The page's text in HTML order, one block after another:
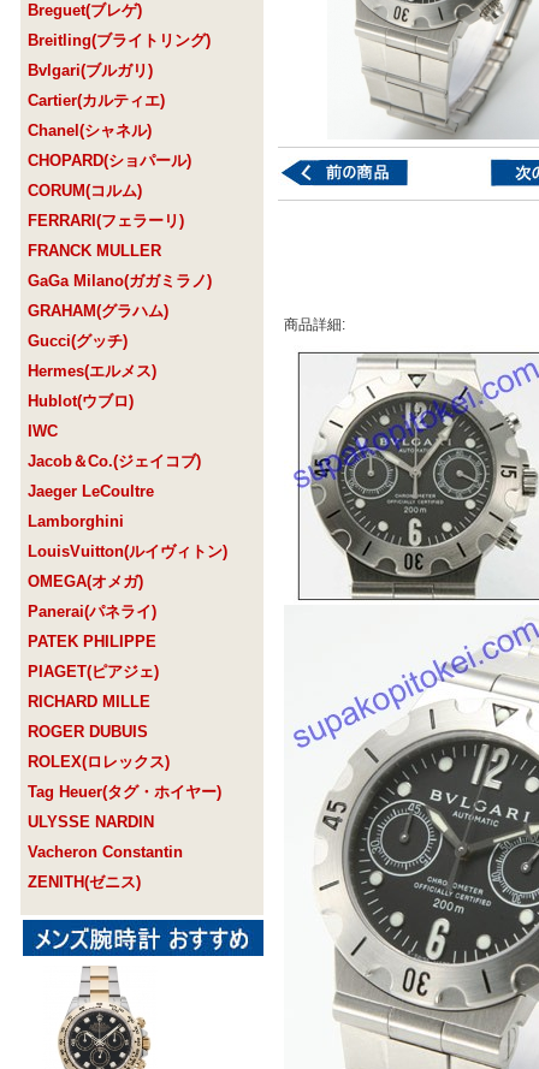
Breguet(ブレゲ)
Breitling(ブライトリング)
Bvlgari(ブルガリ)
Cartier(カルティエ)
Chanel(シャネル)
CHOPARD(ショパール)
CORUM(コルム)
FERRARI(フェラーリ)
FRANCK MULLER
GaGa Milano(ガガミラノ)
GRAHAM(グラハム)
Gucci(グッチ)
Hermes(エルメス)
Hublot(ウブロ)
IWC
Jacob＆Co.(ジェイコブ)
Jaeger LeCoultre
Lamborghini
LouisVuitton(ルイヴィトン)
OMEGA(オメガ)
Panerai(パネライ)
PATEK PHILIPPE
PIAGET(ピアジェ)
RICHARD MILLE
ROGER DUBUIS
ROLEX(ロレックス)
Tag Heuer(タグ・ホイヤー)
ULYSSE NARDIN
Vacheron Constantin
ZENITH(ゼニス)
商品詳細: